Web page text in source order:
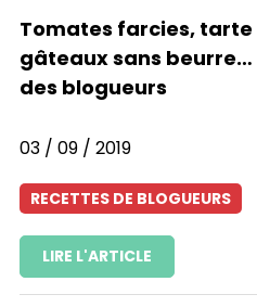
Tomates farcies, tarte
gâteaux sans beurre…
des blogueurs
03 / 09 / 2019
RECETTES DE BLOGUEURS
LIRE L'ARTICLE